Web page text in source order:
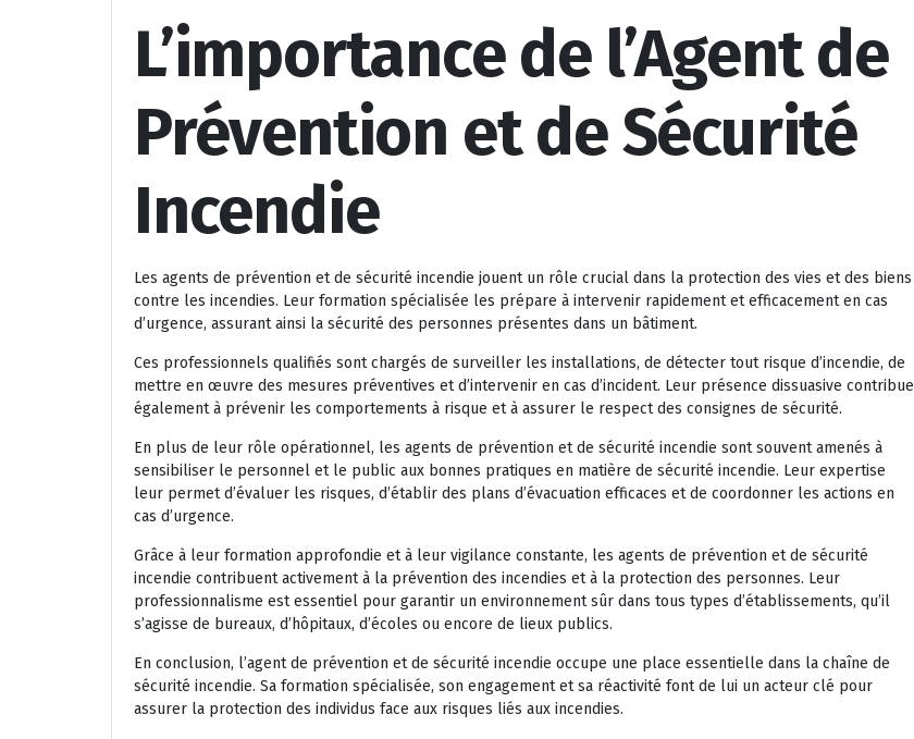
L’importance de l’Agent de
Prévention et de Sécurité
Incendie
Les agents de prévention et de sécurité incendie jouent un rôle crucial dans la protection des vies et des biens
contre les incendies. Leur formation spécialisée les prépare à intervenir rapidement et efficacement en cas
d’urgence, assurant ainsi la sécurité des personnes présentes dans un bâtiment.
Ces professionnels qualifiés sont chargés de surveiller les installations, de détecter tout risque d’incendie, de
mettre en œuvre des mesures préventives et d’intervenir en cas d’incident. Leur présence dissuasive contribue
également à prévenir les comportements à risque et à assurer le respect des consignes de sécurité.
En plus de leur rôle opérationnel, les agents de prévention et de sécurité incendie sont souvent amenés à
sensibiliser le personnel et le public aux bonnes pratiques en matière de sécurité incendie. Leur expertise
leur permet d’évaluer les risques, d’établir des plans d’évacuation efficaces et de coordonner les actions en
cas d’urgence.
Grâce à leur formation approfondie et à leur vigilance constante, les agents de prévention et de sécurité
incendie contribuent activement à la prévention des incendies et à la protection des personnes. Leur
professionnalisme est essentiel pour garantir un environnement sûr dans tous types d’établissements, qu’il
s’agisse de bureaux, d’hôpitaux, d’écoles ou encore de lieux publics.
En conclusion, l’agent de prévention et de sécurité incendie occupe une place essentielle dans la chaîne de
sécurité incendie. Sa formation spécialisée, son engagement et sa réactivité font de lui un acteur clé pour
assurer la protection des individus face aux risques liés aux incendies.